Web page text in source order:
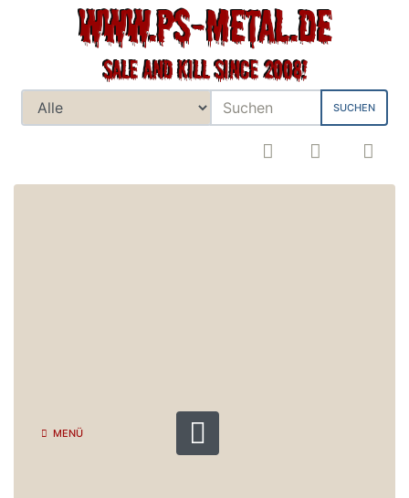
SUCHEN
MENÜ